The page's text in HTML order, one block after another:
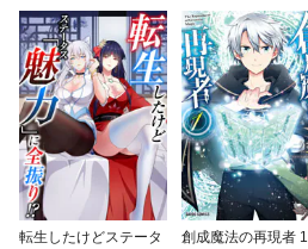
転生したけどステータ
創成魔法の再現者 1